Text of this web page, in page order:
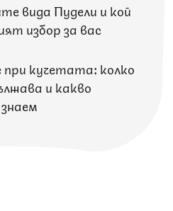
вида Пудели и кой
избор за вас
при кучетата: колко
и какво